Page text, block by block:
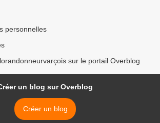
personnelles
sur le portail Overblog
un blog sur Overblog
Créer un blog